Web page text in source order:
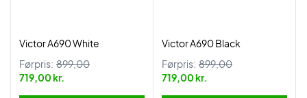
Victor A690 White
Førpris: 899,00
719,00 kr.
Victor A690 Black
Førpris: 899,00
719,00 kr.